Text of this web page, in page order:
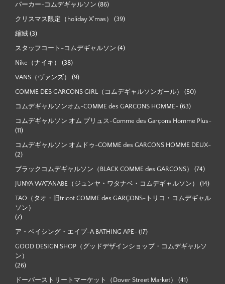
パーカー-コムデギャルソン (86)
クリスマス限定（holiday X'mas） (39)
縮絨 (3)
スタッフコート-コムデギャルソン (4)
Nike（ナイキ） (38)
VANS（ヴァンズ） (9)
COMME DES GARCONS GIRL（コムデギャルソンガール） (50)
コムデギャルソンオム-COMME des GARCONS HOMME- (63)
コムデギャルソン オム プリュス-Comme des Garçons Homme Plus-
(11)
コムデギャルソン オムドゥ-COMME des GARCONS HOMME DEUX-
(2)
ブラックコムデギャルソン（BLACK COMME des GARCONS） (74)
JUNYA WATANABE（ジュンヤ・ワタナベ・コムデギャルソン） (14)
TAO（タオ・旧tricot COMME des GARÇONS-トリコ・コムデギャル
ソン）
(7)
ア・ベイシング・エイプ-A BATHING APE- (17)
GOOD DESIGN SHOP（グッドデザインショップ・コムデギャルソ
ン）
(26)
ドーバーストリートマーケット（Dover Street Market） (41)